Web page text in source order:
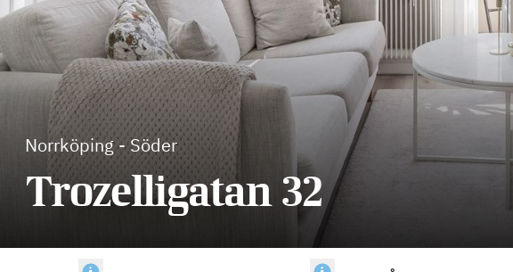
Norrköping-Söder
Trozelligatan 32